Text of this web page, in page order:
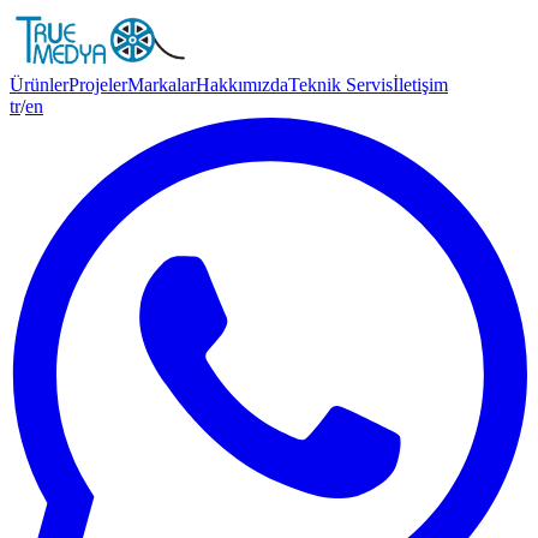
ÜrünlerProjelerMarkalarHakkımızdaTeknik Servisİletişim
tr/en